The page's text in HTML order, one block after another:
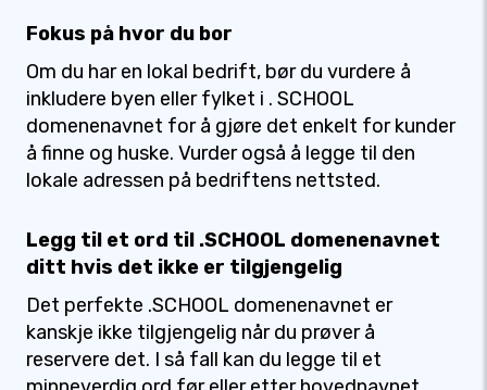
Fokus på hvor du bor
Om du har en lokal bedrift, bør du vurdere å
inkludere byen eller fylket i . SCHOOL
domenenavnet for å gjøre det enkelt for kunder
å finne og huske. Vurder også å legge til den
lokale adressen på bedriftens nettsted.
Legg til et ord til .SCHOOL domenenavnet
ditt hvis det ikke er tilgjengelig
Det perfekte .SCHOOL domenenavnet er
kanskje ikke tilgjengelig når du prøver å
reservere det. I så fall kan du legge til et